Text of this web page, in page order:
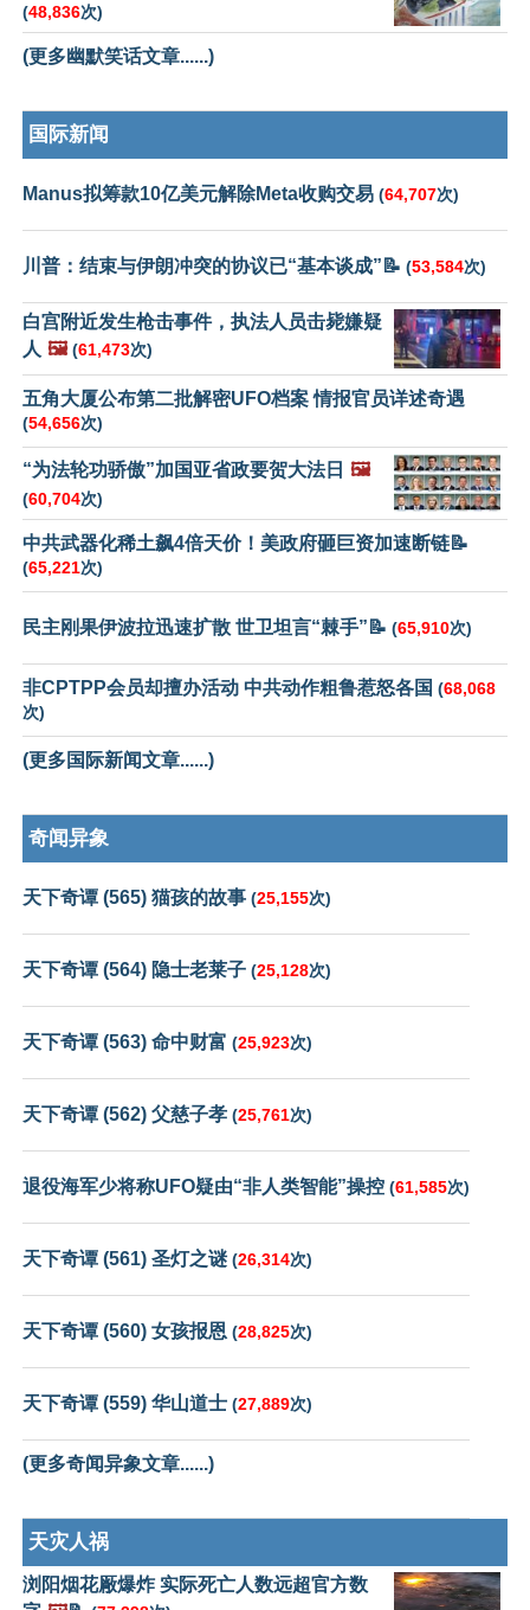
(48,836次)
(更多幽默笑话文章......)
国际新闻
Manus拟筹款10亿美元解除Meta收购交易 (64,707次)
川普：结束与伊朗冲突的协议已“基本谈成”📝 (53,584次)
白宫附近发生枪击事件，执法人员击毙嫌疑
人 🖼️ (61,473次)
五角大厦公布第二批解密UFO档案 情报官员详述奇遇
(54,656次)
“为法轮功骄傲”加国亚省政要贺大法日 🖼️
(60,704次)
中共武器化稀土飙4倍天价！美政府砸巨资加速断链📝
(65,221次)
民主刚果伊波拉迅速扩散 世卫坦言“棘手”📝 (65,910次)
非CPTPP会员却擅办活动 中共动作粗鲁惹怒各国 (68,068
次)
(更多国际新闻文章......)
奇闻异象
天下奇谭 (565) 猫孩的故事 (25,155次)
天下奇谭 (564) 隐士老莱子 (25,128次)
天下奇谭 (563) 命中财富 (25,923次)
天下奇谭 (562) 父慈子孝 (25,761次)
退役海军少将称UFO疑由“非人类智能”操控 (61,585次)
天下奇谭 (561) 圣灯之谜(26,314次)
天下奇谭 (560) 女孩报恩 (28,825次)
天下奇谭 (559) 华山道士 (27,889次)
(更多奇闻异象文章......)
天灾人祸
浏阳烟花厰爆炸 实际死亡人数远超官方数